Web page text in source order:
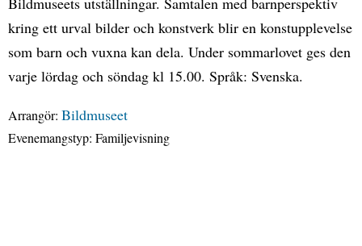
kring ett urval bilder och konstverk blir en konstupplevelse
som barn och vuxna kan dela. Under sommarlovet ges den
varje lördag och söndag kl 15.00. Språk: Svenska.
Arrangör: Bildmuseet
Evenemangstyp: Familjevisning